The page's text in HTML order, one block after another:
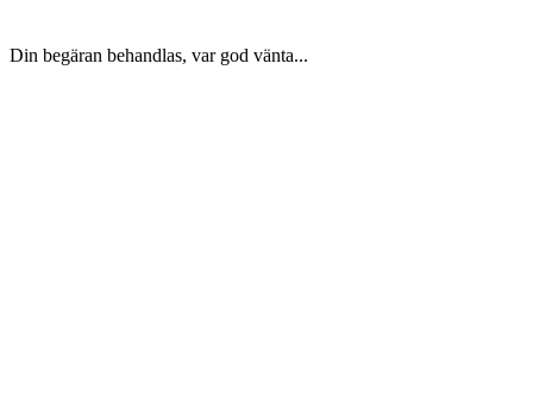
Din begäran behandlas, var god vänta...